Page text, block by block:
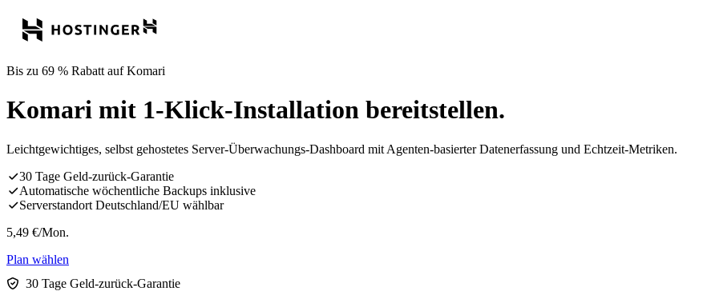
Bis zu 69 % Rabatt auf Komari
Komari mit 1-Klick-Installation bereitstellen.
Leichtgewichtiges, selbst gehostetes Server-Überwachungs-Dashboard mit Agenten-basierter Datenerfassung und Echtzeit-Metriken.
30 Tage Geld-zurück-Garantie
Automatische wöchentliche Backups inklusive
Serverstandort Deutschland/EU wählbar
5,49 €/Mon.
Plan wählen
30 Tage Geld-zurück-Garantie